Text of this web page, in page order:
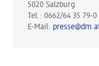
5020 Salzburg
Tel.: 0662/64 35 79-0
E-Mail: